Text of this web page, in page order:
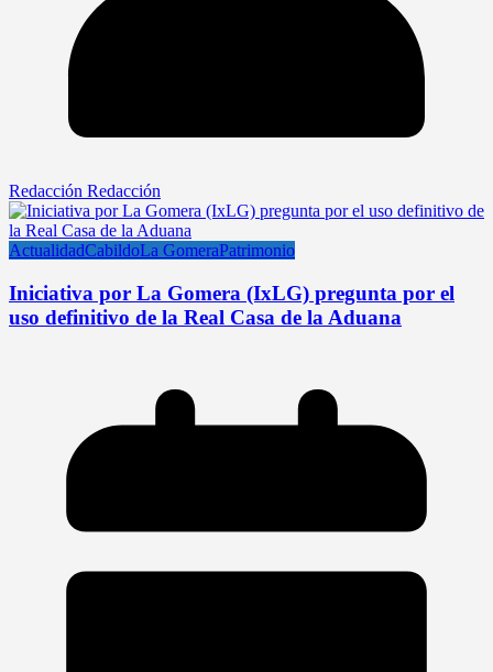
Redacción Redacción
ActualidadCabildoLa GomeraPatrimonio
Iniciativa por La Gomera (IxLG) pregunta por el
uso definitivo de la Real Casa de la Aduana